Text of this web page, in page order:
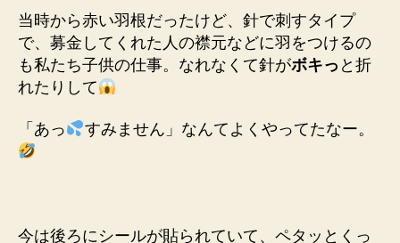
当時から赤い羽根だったけど、針で刺すタイプ
で、募金してくれた人の襟元などに羽をつけるの
も私たち子供の仕事。なれなくて針がボキっ と折
れたりして
「あっ すみません」なんてよくやってたなー。
今は後ろにシールが貼られていて、ペタッとくっ